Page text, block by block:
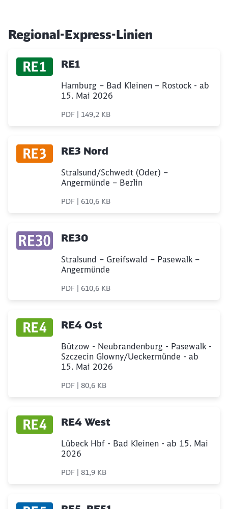
Regional-Express-Linien
RE1
Hamburg – Bad Kleinen – Rostock - ab
15. Mai 2026
PDF | 149,2 KB
RE3 Nord
Stralsund/Schwedt (Oder) –
Angermünde – Berlin
PDF | 610,6 KB
RE30
Stralsund – Greifswald – Pasewalk –
Angermünde
PDF | 610,6 KB
RE4 Ost
Bützow - Neubrandenburg - Pasewalk -
Szczecin Glowny/Ueckermünde - ab
15. Mai 2026
PDF | 80,6 KB
RE4 West
Lübeck Hbf - Bad Kleinen - ab 15. Mai
2026
PDF | 81,9 KB